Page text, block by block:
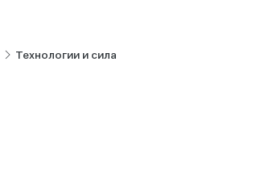
Технологии и сила